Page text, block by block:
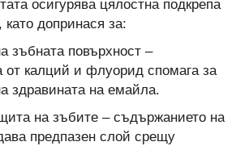
осигурява цялостна подкрепа
като допринася за:
зъбната повърхност –
от калций и флуорид спомага за
здравината на емайла.
на зъбите – съдържанието на
предпазен слой срещу